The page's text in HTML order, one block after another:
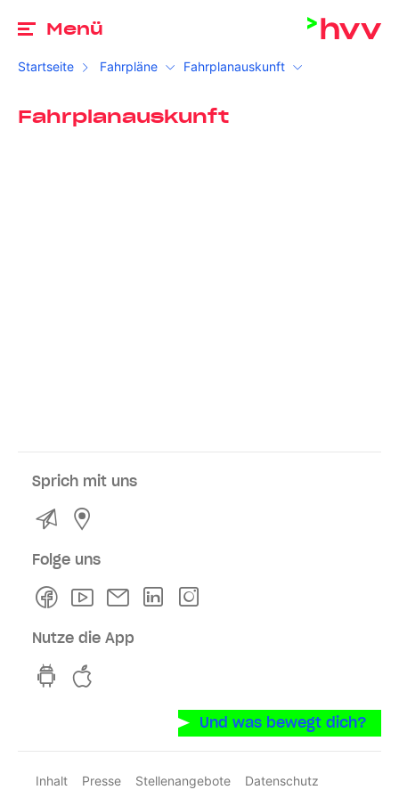
Menü
Startseite Fahrpläne Fahrplanauskunft
Fahrplanauskunft
Sprich mit uns
Kontakt
Folge uns
FacebookYoutubeNewsletterLinkedln
Nutze die App
hvv switch App auf GooglePlay
Und was bewegt dich?
Inhalt Presse Stellenangebote
Datenschutz